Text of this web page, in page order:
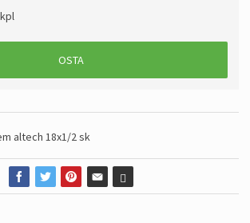
kpl
OSTA
altech 18x1/2 sk